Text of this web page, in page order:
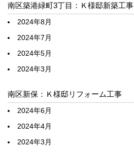
南区築港緑町3丁目：Ｋ様邸新築工事
2024年8月
2024年7月
2024年5月
2024年3月
南区新保：Ｋ様邸リフォーム工事
2024年6月
2024年4月
2024年3月